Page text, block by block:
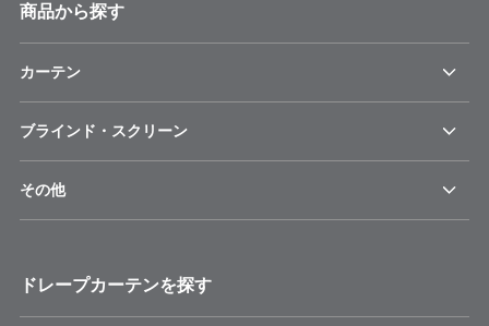
商品から探す
カーテン
ブラインド・スクリーン
その他
ドレープカーテンを探す